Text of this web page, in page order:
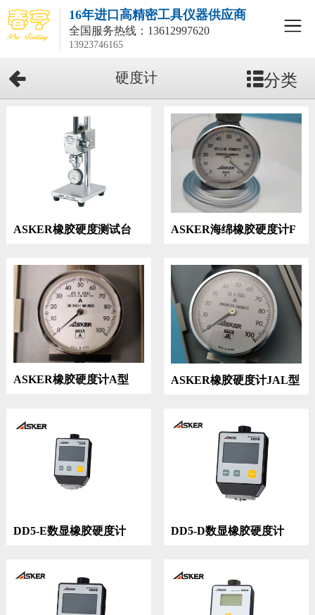
16年进口高精密工具仪器供应商
全国服务热线： 13612997620
13923746165
硬度计 分类
ASKER橡胶硬度测试台
ASKER海绵橡胶硬度计F
ASKER橡胶硬度计A型 ASKER橡胶硬度计JAL型
DD5-E数显橡胶硬度计 DD5-D数显橡胶硬度计